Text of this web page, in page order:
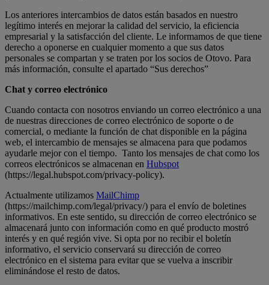
Los anteriores intercambios de datos están basados en nuestro
legítimo interés en mejorar la calidad del servicio, la eficiencia
empresarial y la satisfacción del cliente. Le informamos de que tiene
derecho a oponerse en cualquier momento a que sus datos
personales se compartan y se traten por los socios de Otovo. Para
más información, consulte el apartado “Sus derechos”
Chat y correo electrónico
Cuando contacta con nosotros enviando un correo electrónico a una
de nuestras direcciones de correo electrónico de soporte o de
comercial, o mediante la función de chat disponible en la página
web, el intercambio de mensajes se almacena para que podamos
ayudarle mejor con el tiempo. Tanto los mensajes de chat como los
correos electrónicos se almacenan en Hubspot
(https://legal.hubspot.com/privacy-policy).
Actualmente utilizamos MailChimp
(https://mailchimp.com/legal/privacy/) para el envío de boletines
informativos. En este sentido, su dirección de correo electrónico se
almacenará junto con información como en qué producto mostró
interés y en qué región vive. Si opta por no recibir el boletín
informativo, el servicio conservará su dirección de correo
electrónico en el sistema para evitar que se vuelva a inscribir
eliminándose el resto de datos.